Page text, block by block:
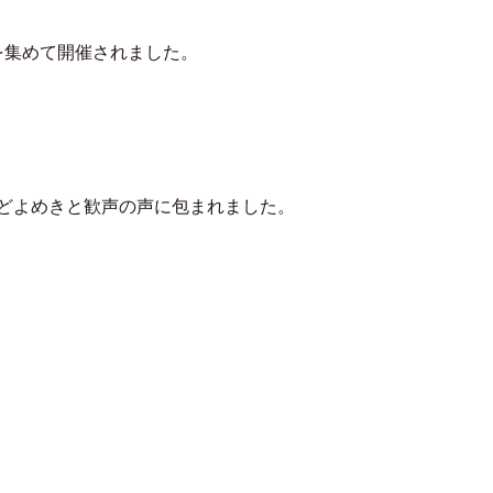
めて開催されました。
めきと歓声の声に包まれました。